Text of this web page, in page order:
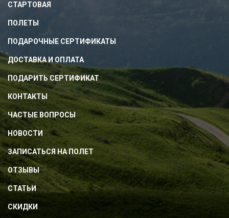
СТАРТОВАЯ
ПОЛЕТЫ
ПОДАРОЧНЫЕ СЕРТИФИКАТЫ
ДОСТАВКА И ОПЛАТА
ПОДАРИТЬ СЕРТИФИКАТ
КОНТАКТЫ
ЧАСТЫЕ ВОПРОСЫ
НОВОСТИ
ЗАПИСАТЬСЯ НА ПОЛЕТ
ОТЗЫВЫ
СТАТЬИ
СКИДКИ